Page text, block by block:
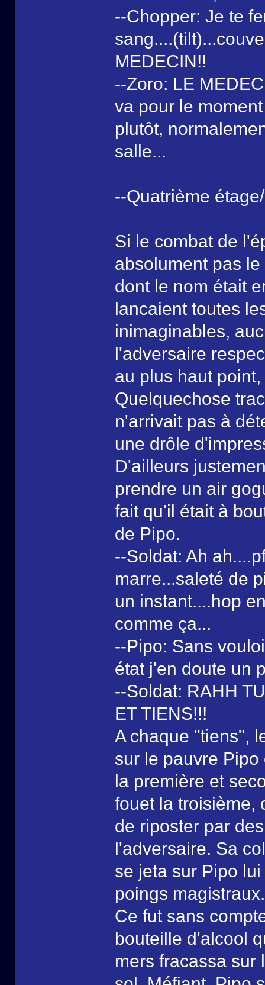
--Chopper: Je te
MEDECIN!!
--Zoro: LE
va pour le
plutôt,
salle...
--Quatrième
Si le combat de
absolument pas
dont le nom était
lancaient toutes
inimaginables,
l'adversaire
au plus haut
Quelquechose
n'arrivait pas à
une drôle
D'ailleurs
prendre un air
fait qu'il était à
de Pipo.
--Soldat: Ah
marre...saleté de
un instant....hop
comme ça...
--Pipo: Sans
état j'en doute un
--Soldat: RAHH
ET TIENS!!!
A chaque "tiens",
sur le pauvre
la première et
fouet la troisième,
de riposter par
l'adversaire. Sa
se jeta sur Pipo
poings magistraux.
Ce fut sans
bouteille d'alcool
mers fracassa sur